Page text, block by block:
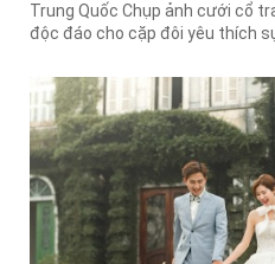
Trung Quốc Chụp ảnh cưới cổ
độc đáo cho cặp đôi yêu thích